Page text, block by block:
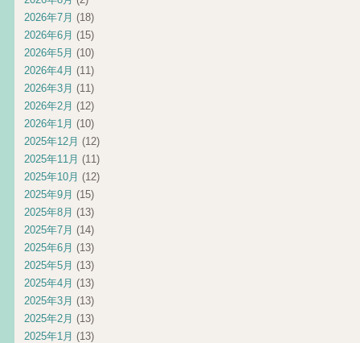
2026年7月 (18)
2026年6月 (15)
2026年5月 (10)
2026年4月 (11)
2026年3月 (11)
2026年2月 (12)
2026年1月 (10)
2025年12月 (12)
2025年11月 (11)
2025年10月 (12)
2025年9月 (15)
2025年8月 (13)
2025年7月 (14)
2025年6月 (13)
2025年5月 (13)
2025年4月 (13)
2025年3月 (13)
2025年2月 (13)
2025年1月 (13)